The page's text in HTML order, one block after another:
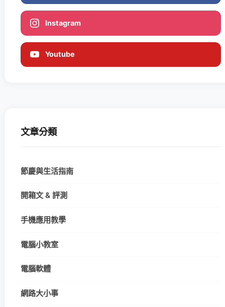
Instagram
Youtube
文章分類
節慶與生活指南
開箱文 & 評測
手機應用教學
電腦小教室
電腦軟體
網路大小事